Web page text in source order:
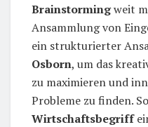
Brainstormingweit
Ansammlung von
ein strukturierter
Osborn, um das
zu maximieren und
Probleme zu finden.
Wirtschaftsbegriff